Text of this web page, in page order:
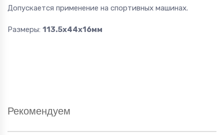
Допускается применение на спортивных машинах.
Размеры: 113.5x44x16мм
Рекомендуем